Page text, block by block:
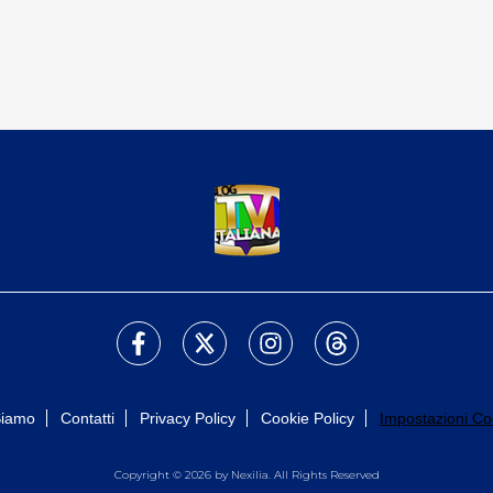
Contatti Privacy Policy Cookie Policy Impostazioni
Copyright © 2026 by Nexilia. All Rights Reserved